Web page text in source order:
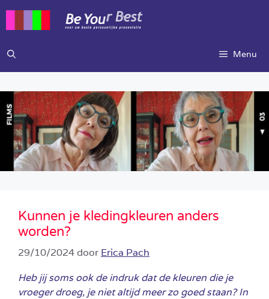
inhoud
Menu
Kunnen je kledingkleuren anders
worden?
29/10/2024door Erica Pach
Heb jij soms ook de indruk dat de kleuren die je
vroeger droeg, je niet altijd meer zo goed staan? In